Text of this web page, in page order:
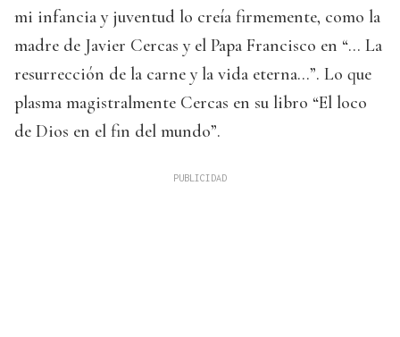
mi infancia y juventud lo creía firmemente, como la
madre de Javier Cercas y el Papa Francisco en “… La
resurrección de la carne y la vida eterna…”. Lo que
plasma magistralmente Cercas en su libro “El loco
de Dios en el fin del mundo”.